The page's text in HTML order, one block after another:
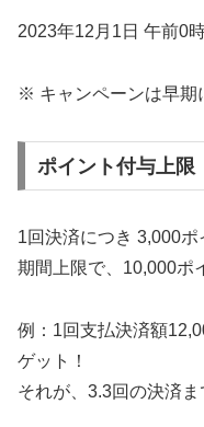
2023年12月1日 午前0
※ キャンペーンは早期
ポイント付与上限
1回決済につき 3,000ポ
期間上限で、10,000ポ
例：1回支払決済額
ゲット！
それが、3.3回の決済ま